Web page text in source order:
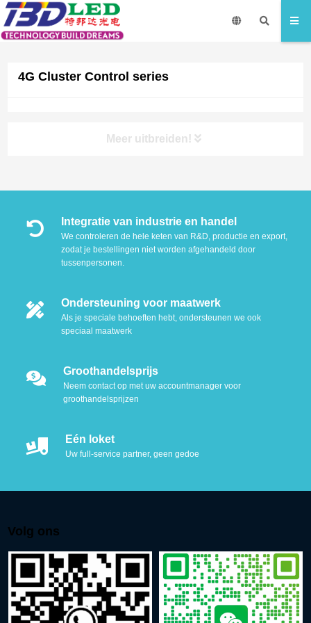
4G Cluster Control series
Meer uitbreiden!
Integratie van industrie en handel
We controleren de hele keten van R&D, productie en export,
zodat je bestellingen niet worden afgehandeld door
tussenpersonen.
Ondersteuning voor maatwerk
Als je speciale behoeften hebt, ondersteunen we ook
speciaal maatwerk
Groothandelsprijs
Neem contact op met uw accountmanager voor
groothandelsprijzen
Eén loket
Uw full-service partner, geen gedoe
Volg ons